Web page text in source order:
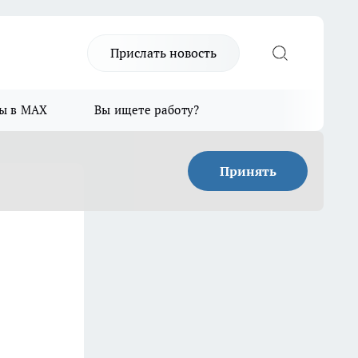
Прислать новость
в MAX Вы ищете работу?
Принять